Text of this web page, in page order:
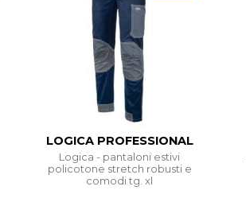
LOGICA PROFESSIONAL
Logica - pantaloni estivi
policotone stretch robusti e
comodi tg. xl